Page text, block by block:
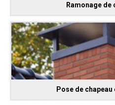
Ramonage de
Pose de